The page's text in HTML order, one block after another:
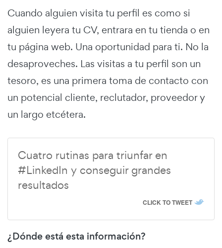
Cuando alguien visita tu perfil es como si
alguien leyera tu CV, entrara en tu tienda o en
tu página web. Una oportunidad para ti. No la
desaproveches. Las visitas a tu perfil son un
tesoro, es una primera toma de contacto con
un potencial cliente, reclutador, proveedor y
un largo etcétera.
Cuatro rutinas para triunfar en
#LinkedIn y conseguir grandes
resultados
CLICK TO TWEET
¿Dónde está esta información?